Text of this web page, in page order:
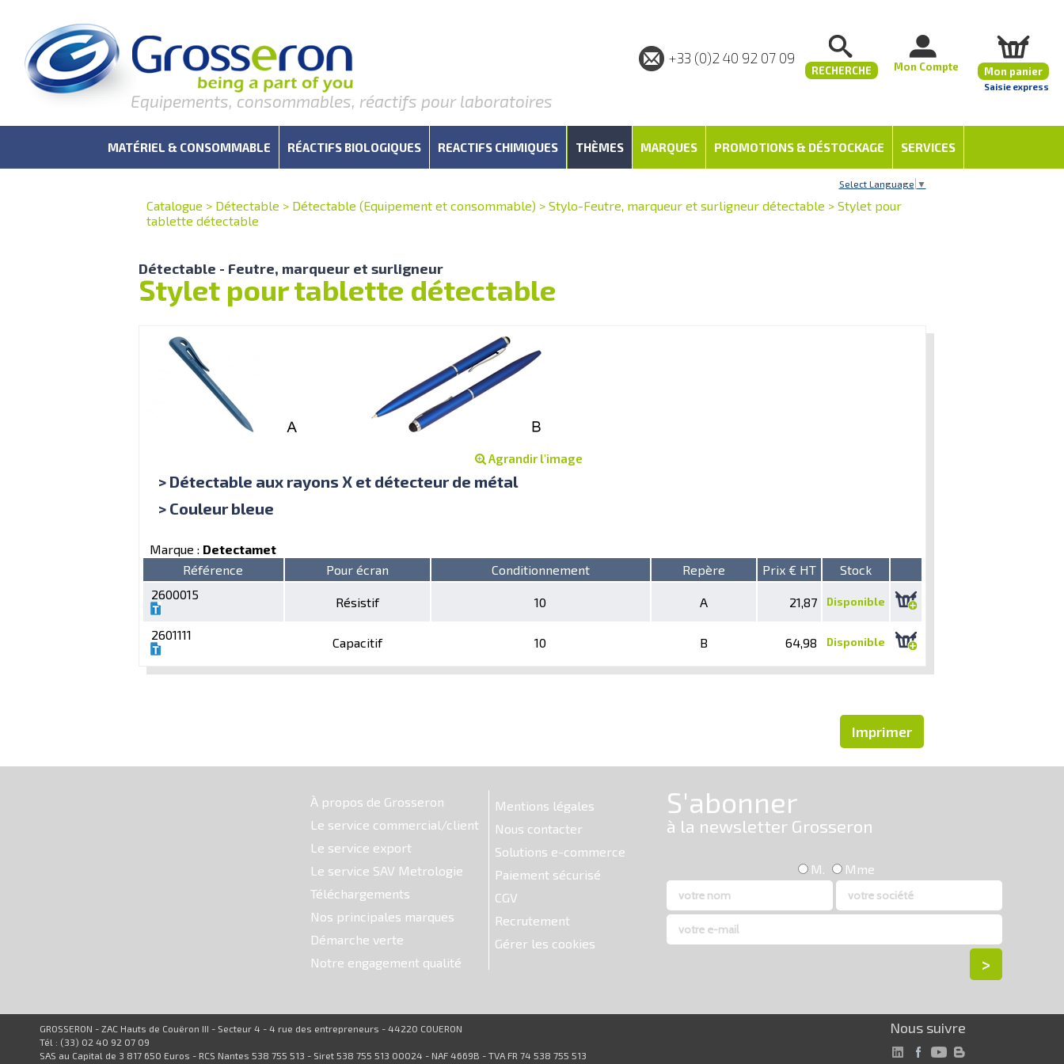
Equipements, consommables, réactifs pour laboratoires
+33 (0)2 40 92 07 09
RECHERCHE Mon Compte Mon panier
Saisie express
MATÉRIEL & CONSOMMABLE RÉACTIFS BIOLOGIQUES REACTIFS CHIMIQUES THÈMES MARQUES PROMOTIONS & DÉSTOCKAGE SERVICES
Select Language ▼
Catalogue > Détectable > Détectable (Equipement et consommable) > Stylo-Feutre, marqueur et surligneur détectable > Stylet pour
tablette détectable
Détectable - Feutre, marqueur et surligneur
Stylet pour tablette détectable
Agrandir l'image
> Détectable aux rayons X et détecteur de métal
> Couleur bleue
Marque : Detectamet
Référence
Pour écran Conditionnement Repère Prix € HT
Stock
2600015
Résistif 10 A 21,87 Disponible
2601111
Capacitif 10 B 64,98 Disponible
Imprimer
À propos de Grosseron
Le service commercial/client
Le service export
Le service SAV Metrologie
Téléchargements
Nos principales marques
Démarche verte
Notre engagement qualité
Mentions légales
Nous contacter
Solutions e-commerce
Paiement sécurisé
CGV
Recrutement
Gérer les cookies
GROSSERON - ZAC Hauts de Couëron III - Secteur 4 - 4 rue des entrepreneurs - 44220 COUERON
Tél : (33) 02 40 92 07 09
SAS au Capital de 3 817 650 Euros - RCS Nantes 538 755 513 - Siret 538 755 513 00024 - NAF 4669B - TVA FR 74 538 755 513
Nous suivre